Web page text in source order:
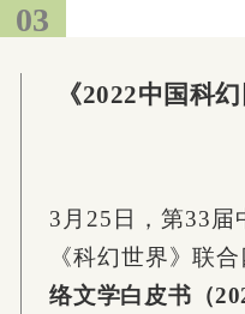
03
《2022中国科
3月25日，第33
《科幻世界》联
络文学白皮书（